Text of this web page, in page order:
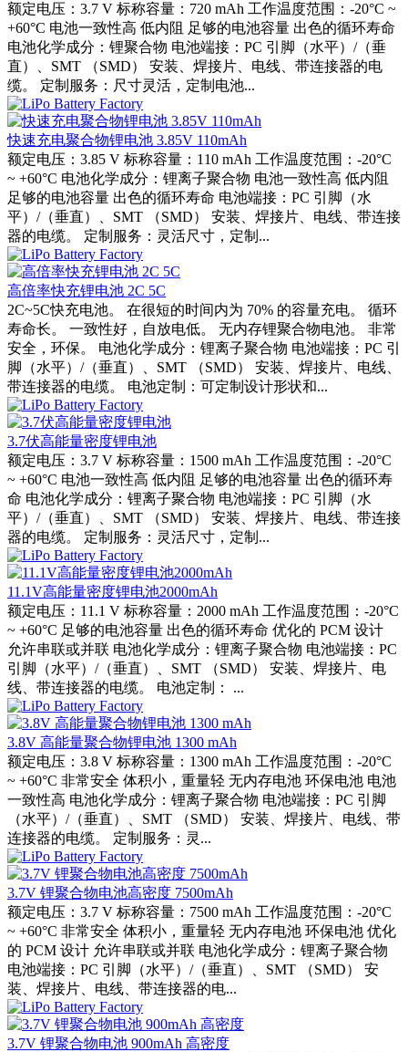
额定电压：3.7 V 标称容量：720 mAh 工作温度范围：-20°C ~
+60°C 电池一致性高 低内阻 足够的电池容量 出色的循环寿命
电池化学成分：锂聚合物 电池端接：PC 引脚（水平）/（垂
直）、SMT （SMD） 安装、焊接片、电线、带连接器的电
缆。 定制服务：尺寸灵活，定制电池...
快速充电聚合物锂电池 3.85V 110mAh
额定电压：3.85 V 标称容量：110 mAh 工作温度范围：-20°C
~ +60°C 电池化学成分：锂离子聚合物 电池一致性高 低内阻
足够的电池容量 出色的循环寿命 电池端接：PC 引脚（水
平）/（垂直）、SMT （SMD） 安装、焊接片、电线、带连接
器的电缆。 定制服务：灵活尺寸，定制...
高倍率快充锂电池 2C 5C
2C~5C快充电池。 在很短的时间内为 70% 的容量充电。 循环
寿命长。 一致性好，自放电低。 无内存锂聚合物电池。 非常
安全，环保。 电池化学成分：锂离子聚合物 电池端接：PC 引
脚（水平）/（垂直）、SMT （SMD） 安装、焊接片、电线、
带连接器的电缆。 电池定制：可定制设计形状和...
3.7伏高能量密度锂电池
额定电压：3.7 V 标称容量：1500 mAh 工作温度范围：-20°C
~ +60°C 电池一致性高 低内阻 足够的电池容量 出色的循环寿
命 电池化学成分：锂离子聚合物 电池端接：PC 引脚（水
平）/（垂直）、SMT （SMD） 安装、焊接片、电线、带连接
器的电缆。 定制服务：灵活尺寸，定制...
11.1V高能量密度锂电池2000mAh
额定电压：11.1 V 标称容量：2000 mAh 工作温度范围：-20°C
~ +60°C 足够的电池容量 出色的循环寿命 优化的 PCM 设计
允许串联或并联 电池化学成分：锂离子聚合物 电池端接：PC
引脚（水平）/（垂直）、SMT （SMD） 安装、焊接片、电
线、带连接器的电缆。 电池定制： ...
3.8V 高能量聚合物锂电池 1300 mAh
额定电压：3.8 V 标称容量：1300 mAh 工作温度范围：-20°C
~ +60°C 非常安全 体积小，重量轻 无内存电池 环保电池 电池
一致性高 电池化学成分：锂离子聚合物 电池端接：PC 引脚
（水平）/（垂直）、SMT （SMD） 安装、焊接片、电线、带
连接器的电缆。 定制服务：灵...
3.7V 锂聚合物电池高密度 7500mAh
额定电压：3.7 V 标称容量：7500 mAh 工作温度范围：-20°C
~ +60°C 非常安全 体积小，重量轻 无内存电池 环保电池 优化
的 PCM 设计 允许串联或并联 电池化学成分：锂离子聚合物
电池端接：PC 引脚（水平）/（垂直）、SMT （SMD） 安
装、焊接片、电线、带连接器的电...
3.7V 锂聚合物电池 900mAh 高密度